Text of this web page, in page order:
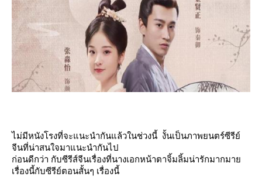
ไม่มีหนังโรงที่จะแนะนำกันแล้วในช่วงนี้ งั้นเป็นภาพยนตร์ซีรีย์
จีนที่น่าสนใจมาแนะนำกันไป
ก่อนดีกว่า กับซีรีส์จีนเรื่องที่นางเอกหน้าตาจิ้มลิ้มน่ารักมากมา
เรื่องนี้กับซีรีย์ตอนสั้นๆ เรื่องนี้